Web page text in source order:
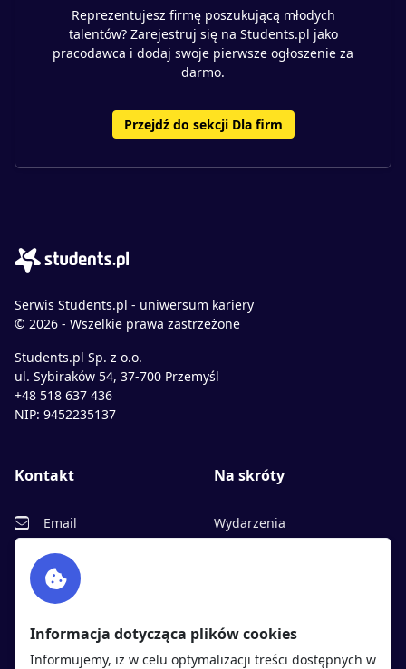
Reprezentujesz firmę poszukującą młodych
talentów? Zarejestruj się na Students.pl jako
pracodawca i dodaj swoje pierwsze ogłoszenie za
darmo.
Przejdź do sekcji Dla firm
Serwis Students.pl - uniwersum kariery
© 2026 - Wszelkie prawa zastrzeżone
Students.pl Sp. z o.o.
ul. Sybiraków 54, 37-700 Przemyśl
+48 518 637 436
NIP: 9452235137
Kontakt
Email
Facebook
Twitter
Na skróty
Wydarzenia
Polityka cookies
Polityka prywatności
Informacja dotycząca plików cookies
Informujemy, iż w celu optymalizacji treści dostępnych w